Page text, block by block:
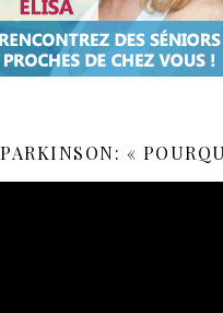
PARKINSON: «